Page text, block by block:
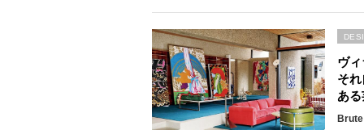
ヴ
それ
あ